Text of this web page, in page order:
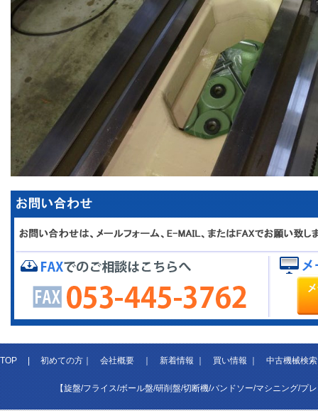
TOP|初めての方｜会社概要｜新着情報｜買い情報｜中古機械検索
【旋盤/フライス/ボール盤/研削盤/切断機/バンドソー/マシニング/プ